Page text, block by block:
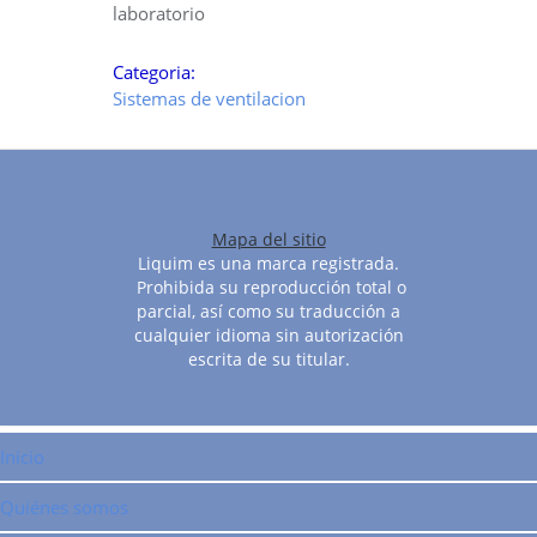
laboratorio
Categoria:
Sistemas de ventilacion
Mapa del sitio
Liquim es una marca registrada.
Prohibida su reproducción total o
parcial, así como su traducción a
cualquier idioma sin autorización
escrita de su titular.
Inicio
Quiénes somos